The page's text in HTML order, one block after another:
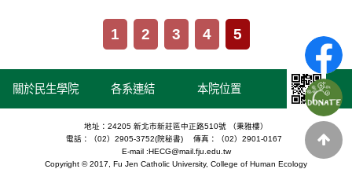
1 2 3 4 5
關於民生學院 各系連結 本院位置
地址：24205 新北市新莊區中正路510號 （秉雅樓）
電話：（02）2905-3752(院秘書) 傳真：（02）2901-0167
E-mail :HECG@mail.fju.edu.tw
Copyright © 2017, Fu Jen Catholic University, College of Human Ecology